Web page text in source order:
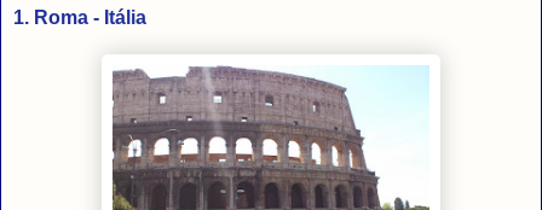
1. Roma - Itália